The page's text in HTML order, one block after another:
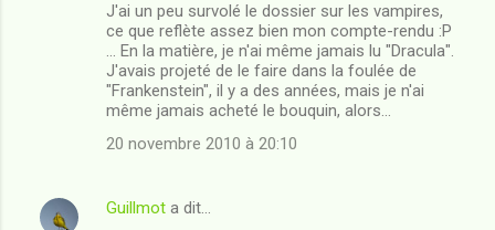
J'ai un peu survolé le dossier sur les vampires,
ce que reflète assez bien mon compte-rendu :P
... En la matière, je n'ai même jamais lu "Dracula".
J'avais projeté de le faire dans la foulée de
"Frankenstein", il y a des années, mais je n'ai
même jamais acheté le bouquin, alors...
20 novembre 2010 à 20:10
Guillmot a dit…